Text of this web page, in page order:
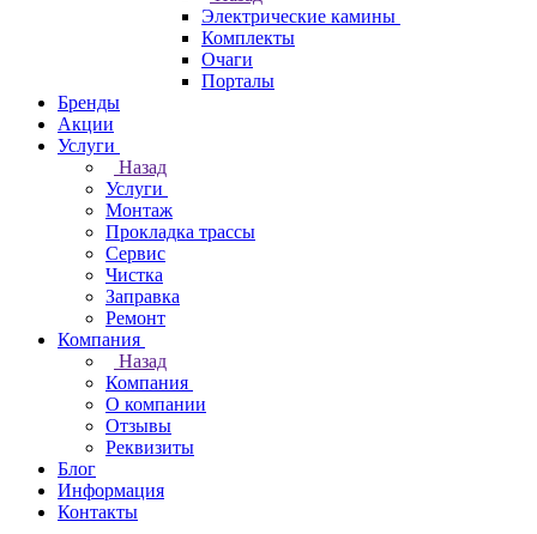
Электрические камины
Комплекты
Очаги
Порталы
Бренды
Акции
Услуги
Назад
Услуги
Монтаж
Прокладка трассы
Сервис
Чистка
Заправка
Ремонт
Компания
Назад
Компания
О компании
Отзывы
Реквизиты
Блог
Информация
Контакты